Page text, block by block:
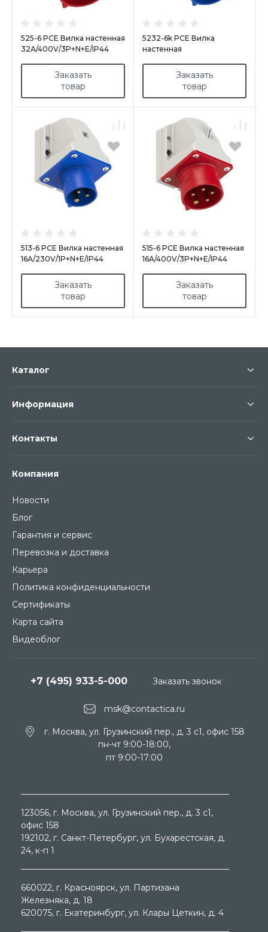
525-6 PCE Вилка настенная
32А/400V/3P+N+E/IP44
Заказать
товар
5232-6k PCE Вилка
настенная
Заказать
товар
513-6 PCE Вилка настенная
16A/230V/1P+N+E/IP44
Заказать
товар
515-6 PCE Вилка настенная
16A/400V/3P+N+E/IP44
Заказать
товар
Компания
Новости
Блог
Гарантия и сервис
Перевозка и доставка
Карьера
Политика конфиденциальности
Сертификаты
Карта сайта
Видеоблог
Каталог
Информация
Контакты
msk@contactica.ru
+7 (495) 933-5-000
г. Москва, ул. Грузинский пер., д. 3 c1, офис 158
пн-чт 9:00-18:00,
пт 9:00-17:00
Заказать звонок
123056, г. Москва, ул. Грузинский пер., д. 3 c1,
офис 158
192102, г. Санкт-Петербург, ул. Бухарестская, д.
24, к-п 1
660022, г. Красноярск, ул. Партизана
Железняка, д. 18
620075, г. Екатеринбург, ул. Клары Цеткин, д. 4